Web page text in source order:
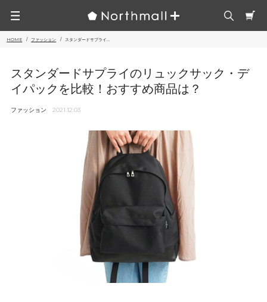
HOME ファッション スタンダードサプライ...
スタンダードサプライのリュックサック・デ
イパックを比較！おすすめ商品は？
ファッション 2021.12.03